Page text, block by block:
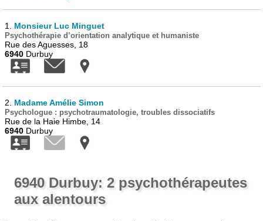
1. Monsieur Luc Minguet
Psychothérapie d’orientation analytique et humaniste
Rue des Aguesses, 18
6940 Durbuy
2. Madame Amélie Simon
Psychologue : psychotraumatologie, troubles dissociatifs
Rue de la Haie Himbe, 14
6940 Durbuy
6940 Durbuy: 2 psychothérapeutes
aux alentours